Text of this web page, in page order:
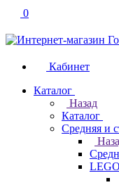
0
Кабинет
Каталог
Назад
Каталог
Средняя и